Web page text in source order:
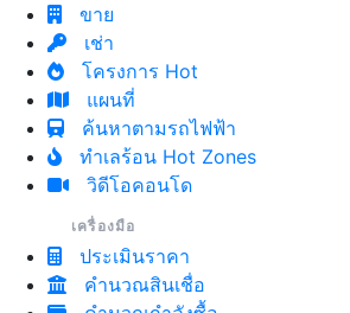
ขาย
เช่า
โครงการ Hot
แผนที่
ค้นหาตามรถไฟฟ้า
ทำเลร้อน Hot Zones
วิดีโอคอนโด
เครื่องมือ
ประเมินราคา
คำนวณสินเชื่อ